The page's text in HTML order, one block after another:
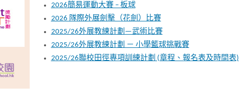
2026簡易運動大賽 – 板球
2026 隊際外展劍擊（花劍）比賽
2025/26外展教練計劃—武術比賽
2025/26外展教練計劃 － 小學籃球挑戰賽
2025/26聯校田徑專項訓練計劃 (章程、報名表及時間表)